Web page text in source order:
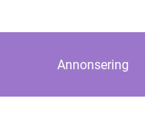
Annonsering